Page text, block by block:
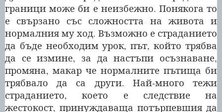
граници може би е неизбежно. Понякога то
е свързано със сложността на живота и
нормалния му ход. Възможно е страданието
да бъде необходим урок, път, който трябва
да се измине, за да настъпи осъзнаване,
промяна, макар че нормалните пътища би
трябвало да са други. Най-много тежи
страданието, което е следствие на
жестокост, принуждаваща потърпевшия да